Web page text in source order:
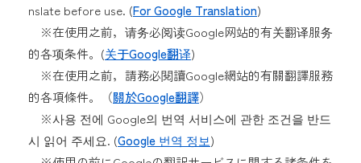
nslate before use. (For Google Translation)
※在使用之前，请务必阅读Google网站的有关翻译服务
的各项条件。(关于Google翻译)
※在使用之前，請務必閱讀Google網站的有關翻譯服務
的各項條件。（關於Google翻譯）
※사용 전에 Google의 번역 서비스에 관한 조건을 반드
시 읽어 주세요. (Google 번역 정보)